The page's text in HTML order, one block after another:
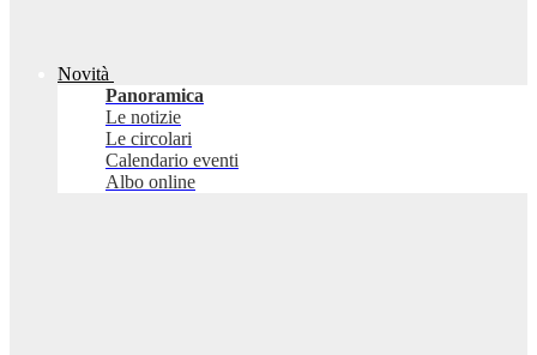
Novità
Panoramica
Le notizie
Le circolari
Calendario eventi
Albo online